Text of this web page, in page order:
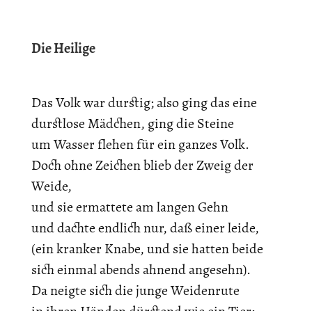
Die Heilige
Das Volk war durstig; also ging das eine
durstlose Mädchen, ging die Steine
um Wasser flehen für ein ganzes Volk.
Doch ohne Zeichen blieb der Zweig der
Weide,
und sie ermattete am langen Gehn
und dachte endlich nur, daß einer leide,
(ein kranker Knabe, und sie hatten beide
sich einmal abends ahnend angesehn).
Da neigte sich die junge Weidenrute